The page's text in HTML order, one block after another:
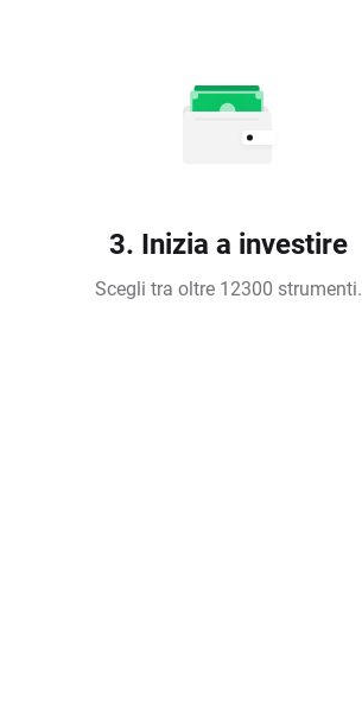
3. Inizia a investire
Scegli tra oltre 12300 strumenti.